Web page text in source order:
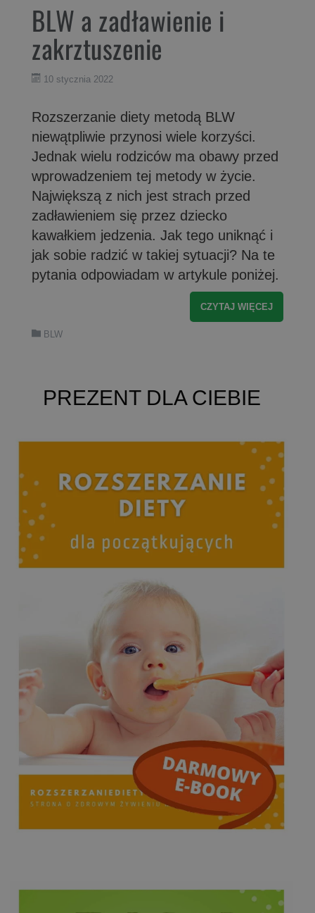
BLW a zadławienie i
zakrztuszenie
10 stycznia 2022
Rozszerzanie diety metodą BLW
niewątpliwie przynosi wiele korzyści.
Jednak wielu rodziców ma obawy przed
wprowadzeniem tej metody w życie.
Największą z nich jest strach przed
zadławieniem się przez dziecko
kawałkiem jedzenia. Jak tego uniknąć i
jak sobie radzić w takiej sytuacji? Na te
pytania odpowiadam w artykule poniżej.
CZYTAJ WIĘCEJ
BLW
PREZENT DLA CIEBIE